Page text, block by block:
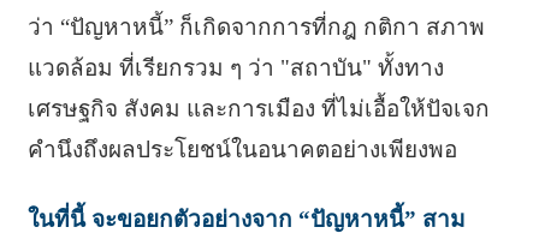
ว่า “ปัญหาหนี้” ก็เกิดจากการที่กฎ กติกา สภาพ
แวดล้อม ที่เรียกรวม ๆ ว่า "สถาบัน" ทั้งทาง
เศรษฐกิจ สังคม และการเมือง ที่ไม่เอื้อให้ปัจเจก
คำนึงถึงผลประโยชน์ในอนาคตอย่างเพียงพอ
ในที่นี้ จะขอยกตัวอย่างจาก “ปัญหาหนี้” สาม